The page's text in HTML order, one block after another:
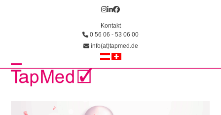
Instagram
LinkedIn
Facebook
Kontakt
0 56 06 - 53 06 00
info(at)tapmed.de
Open
menu
Close
menu